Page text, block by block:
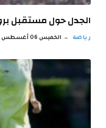
الجدل حول مستقبل
رياضة الخميس 06 أغسطس 5:30 ص